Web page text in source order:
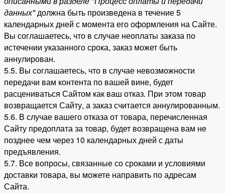
данных"должна быть произведена в течение 5
календарных дней с момента его оформления на Сайте.
Вы соглашаетесь, что в случае неоплаты заказа по
истечении указанного срока, заказ может быть
аннулирован.
5.5. Вы соглашаетесь, что в случае невозможности
передачи вам контента по вашей вине, будет
расцениваться Сайтом как ваш отказ. При этом товар
возвращается Сайту, а заказ считается аннулированным.
5.6. В случае вашего отказа от товара, перечисленная
Сайту предоплата за товар, будет возвращена вам не
позднее чем через 10 календарных дней с даты
предъявления.
5.7. Все вопросы, связанные со сроками и условиями
доставки товара, вы можете направить по адресам
Сайта.